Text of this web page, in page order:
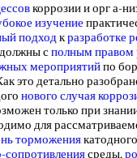
коррозии и орг а-
изучение
подходкразработке
сполным правом
мероприятийпо
это детально
нового случая
только при
для
торможения
сопротивлениясреды,